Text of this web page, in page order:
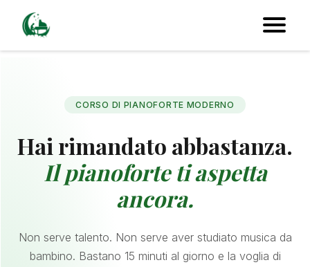
CORSO DI PIANOFORTE MODERNO
Hai rimandato abbastanza.
Il pianoforte ti aspetta
ancora.
Non serve talento. Non serve aver studiato musica da
bambino. Bastano 15 minuti al giorno e la voglia di